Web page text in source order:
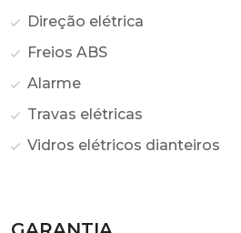
Direção elétrica
Freios ABS
Alarme
Travas elétricas
Vidros elétricos dianteiros